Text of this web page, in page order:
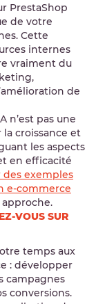
PrestaShop
de votre
Cette
internes
vraiment du
de
n’est pas une
croissance et
les aspects
en efficacité
exemples
e-commerce
VOUS SUR
temps aux
: développer
campagnes
conversions.